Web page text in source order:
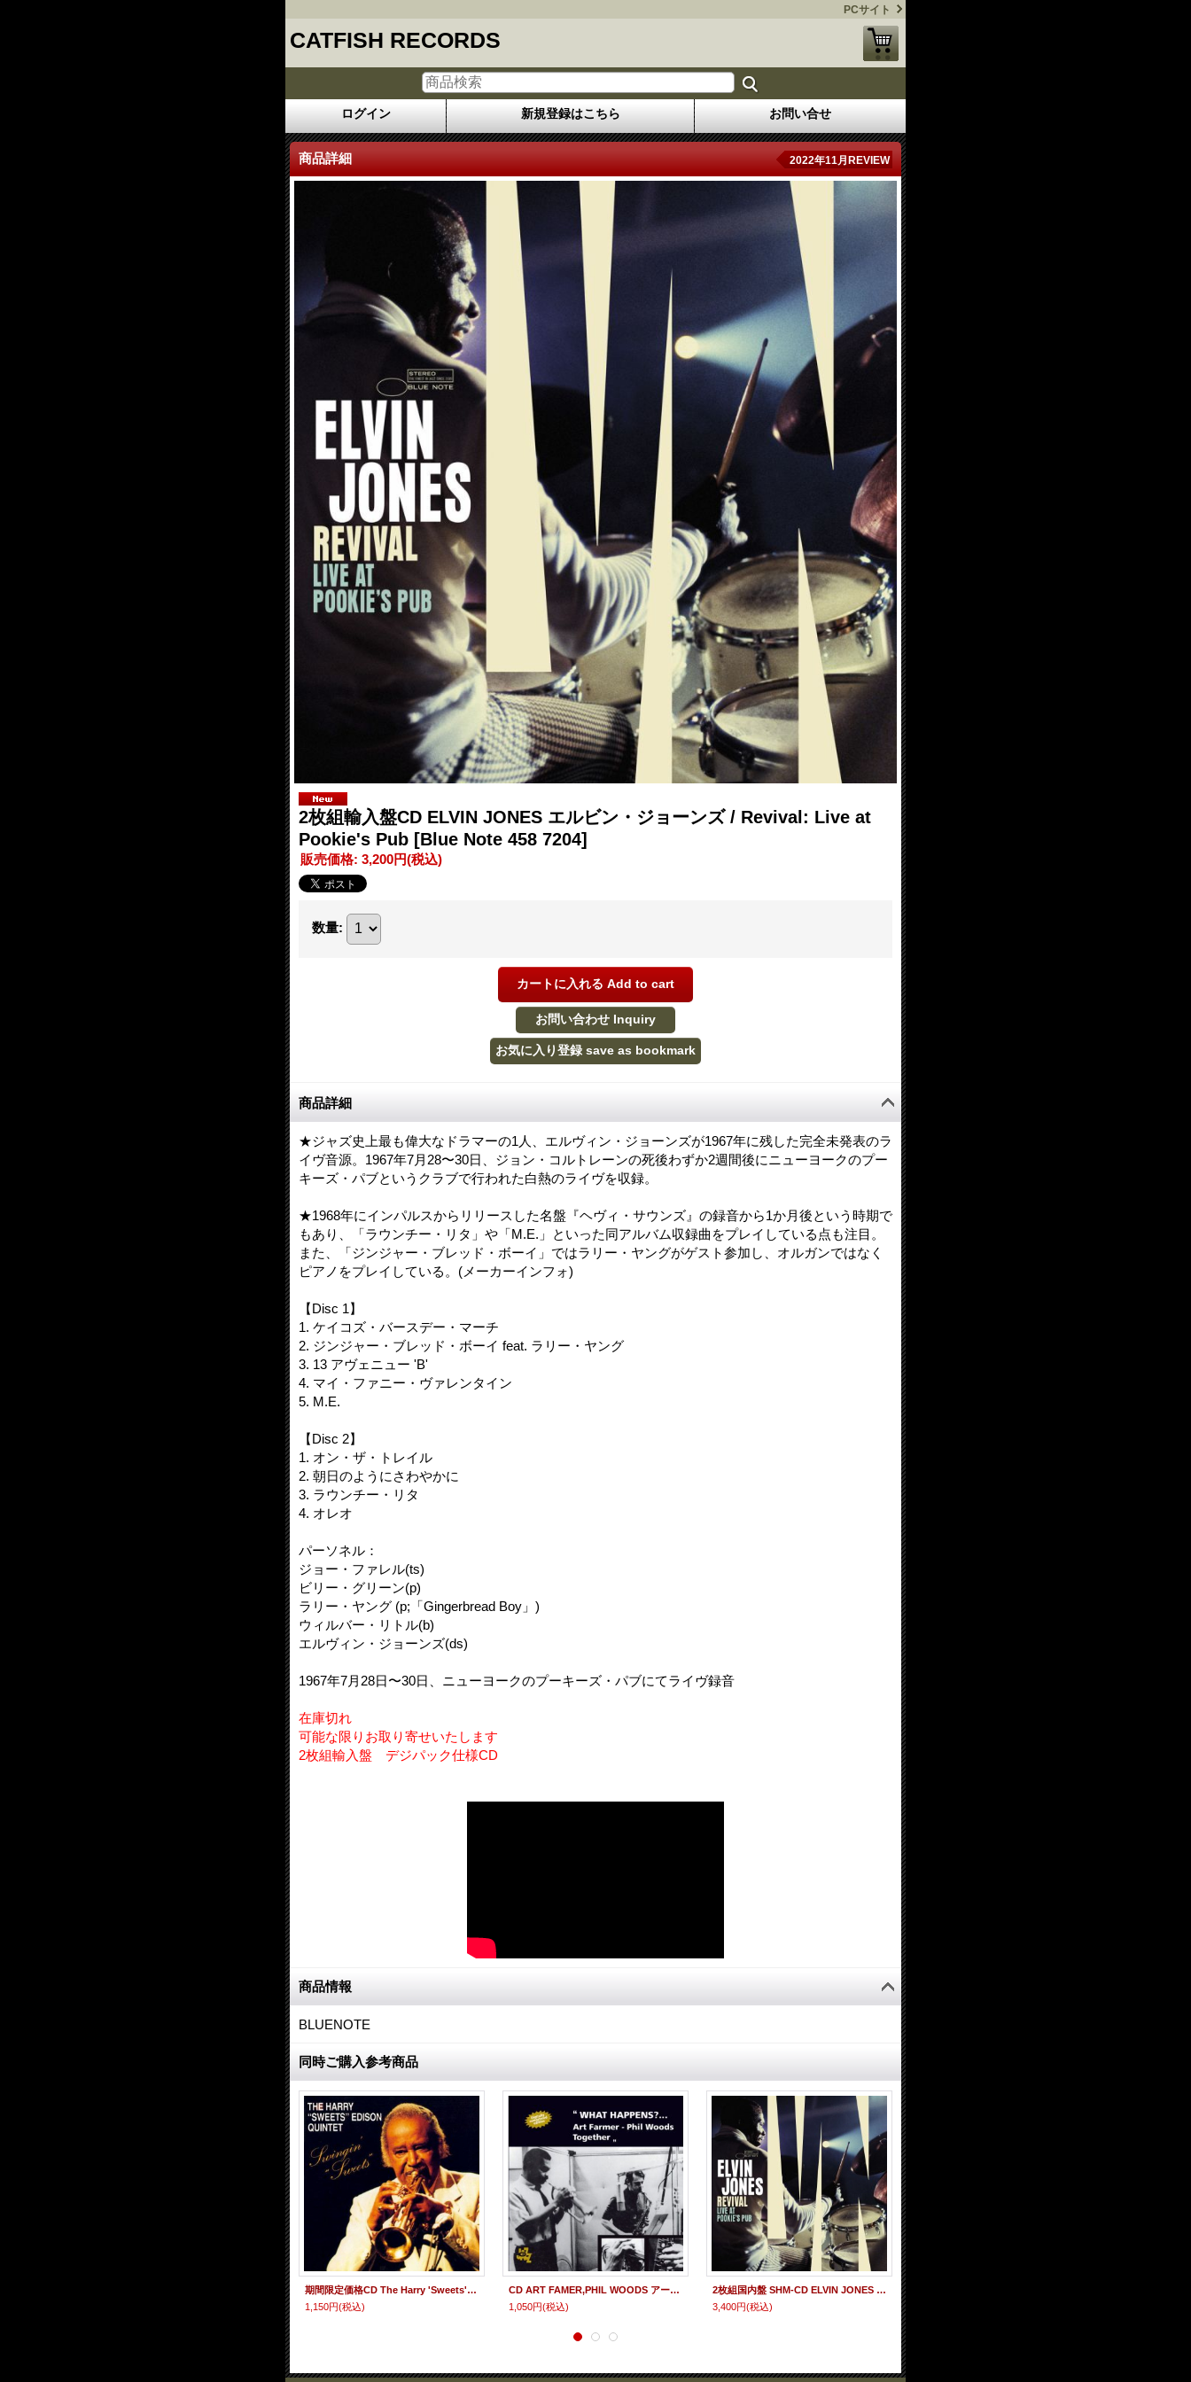
PCサイト
CATFISH RECORDS
ログイン 新規登録はこちら お問い合せ
商品詳細 2022年11月REVIEW
2枚組輸入盤CD ELVIN JONES エルビン・ジョーンズ / Revival: Live at
Pookie's Pub [Blue Note 458 7204]
販売価格: 3,200円(税込)
数量:
商品詳細
★ジャズ史上最も偉大なドラマーの1人、エルヴィン・ジョーンズが1967年に残した完全未発表のラ
イヴ音源。1967年7月28〜30日、ジョン・コルトレーンの死後わずか2週間後にニューヨークのプー
キーズ・パブというクラブで行われた白熱のライヴを収録。
★1968年にインパルスからリリースした名盤『ヘヴィ・サウンズ』の録音から1か月後という時期で
もあり、「ラウンチー・リタ」や「M.E.」といった同アルバム収録曲をプレイしている点も注目。
また、「ジンジャー・ブレッド・ボーイ」ではラリー・ヤングがゲスト参加し、オルガンではなく
ピアノをプレイしている。(メーカーインフォ)
【Disc 1】
1. ケイコズ・バースデー・マーチ
2. ジンジャー・ブレッド・ボーイ feat. ラリー・ヤング
3. 13 アヴェニュー 'B'
4. マイ・ファニー・ヴァレンタイン
5. M.E.
【Disc 2】
1. オン・ザ・トレイル
2. 朝日のようにさわやかに
3. ラウンチー・リタ
4. オレオ
パーソネル：
ジョー・ファレル(ts)
ビリー・グリーン(p)
ラリー・ヤング (p;「Gingerbread Boy」)
ウィルバー・リトル(b)
エルヴィン・ジョーンズ(ds)
1967年7月28日〜30日、ニューヨークのプーキーズ・パブにてライヴ録音
在庫切れ
可能な限りお取り寄せいたします
2枚組輸入盤 デジパック仕様CD
商品情報
BLUENOTE
同時ご購入参考商品
期間限定価格CD The Harry 'Sweets' Edison Quintet ハリー“スウィーツ"エディソン・クインテット・フィーチャリング・フランク・ウェス / SWINGIN' SWEET スウィンギン“スウィーツ"『SOLID JAZZ GIANTS』-PREMIUM SALE-期間限定盤
1,150円(税込)
CD ART FAMER,PHIL WOODS アート・ファーマー 〜 フィル・ウッズ / WHAT HAPPENS ? ホワット・ハップンズ？
1,050円(税込)
2枚組国内盤 SHM-CD ELVIN JONES エルビン・ジョーンズ / Revival: Live at Pookie's Pub
3,400円(税込)